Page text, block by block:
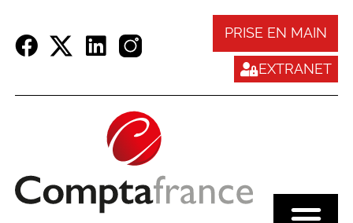
PRISE EN MAIN
EXTRANET